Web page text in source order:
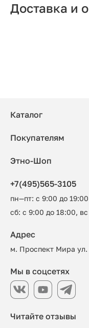
Доставка и
Каталог
Покупателям
Этно-Шоп
+7(495)565-3105
пн—пт: с 9:00 до 19:00
сб: с 9:00 до 18:00,
Читайте отзывы
Адрес
м. Проспект Мира
Мы в соцсетях